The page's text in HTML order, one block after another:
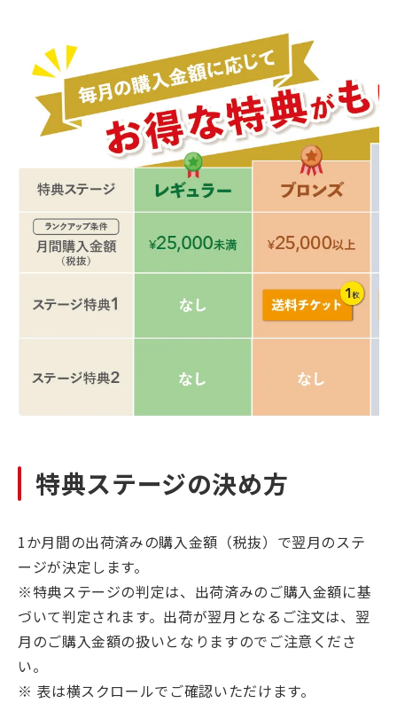
特典ステージの決め方
1か月間の出荷済みの購入金額（税抜）で翌月のステ
ージが決定します。
※特典ステージの判定は、出荷済みのご購入金額に基
づいて判定されます。出荷が翌月となるご注文は、翌
月のご購入金額の扱いとなりますのでご注意くださ
い。
※ 表は横スクロールでご確認いただけます。